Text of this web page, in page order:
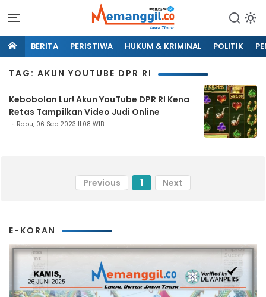
BERITA PERISTIWA HUKUM & KRIMINAL POLITIK
TAG: AKUN YOUTUBE DPR RI
Kebobolan Lur! Akun YouTube DPR RI Kena
Retas Tampilkan Video Judi Online
Rabu, 06 Sep 2023 11:08 WIB
Previous 1 Next
E-KORAN